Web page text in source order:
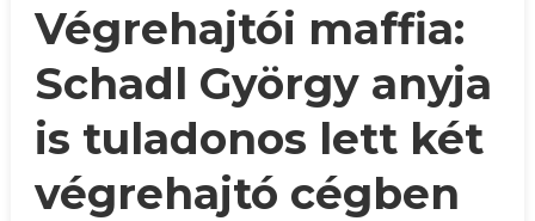
Végrehajtói maffia:
Schadl György anyja
is tuladonos lett két
végrehajtó cégben